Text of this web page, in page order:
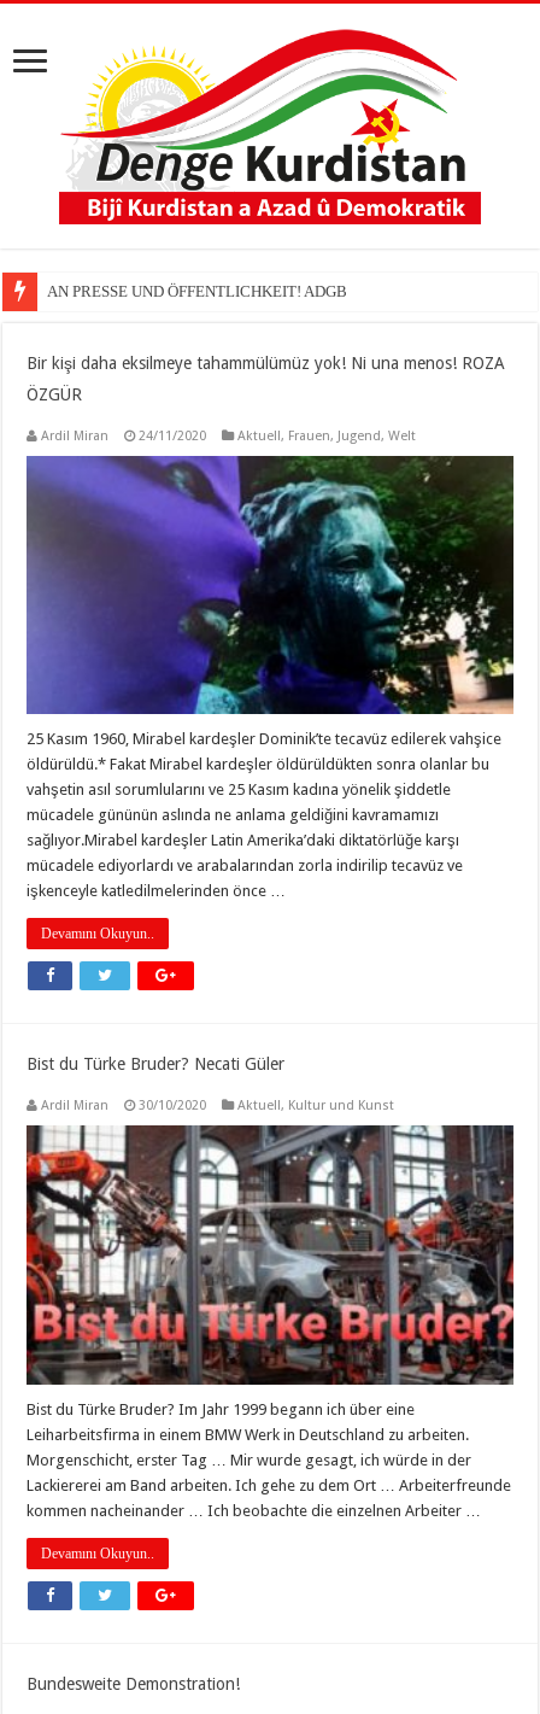
AN PRESSE UND ÖFFENTLICHKEIT! ADGB
Bir kişi daha eksilmeye tahammülümüz yok! Ni una menos! ROZA
ÖZGÜR
Ardil Miran 24/11/2020 Aktuell, Frauen, Jugend,Welt
25 Kasım 1960, Mirabel kardeşler Dominik’te tecavüz edilerek vahşice
öldürüldü.* Fakat Mirabel kardeşler öldürüldükten sonra olanlar bu
vahşetin asıl sorumlularını ve 25 Kasım kadına yönelik şiddetle
mücadele gününün aslında ne anlama geldiğini kavramamızı
sağlıyor.Mirabel kardeşler Latin Amerika’daki diktatörlüğe karşı
mücadele ediyorlardı ve arabalarından zorla indirilip tecavüz ve
işkenceyle katledilmelerinden önce …
Devamını Okuyun..
Bist du Türke Bruder? Necati Güler
Ardil Miran 30/10/2020 Aktuell, Kultur und Kunst
Bist du Türke Bruder? Im Jahr 1999 begann ich über eine
Leiharbeitsfirma in einem BMW Werk in Deutschland zu arbeiten.
Morgenschicht, erster Tag … Mir wurde gesagt, ich würde in der
Lackiererei am Band arbeiten. Ich gehe zu dem Ort … Arbeiterfreunde
kommen nacheinander … Ich beobachte die einzelnen Arbeiter …
Devamını Okuyun..
Bundesweite Demonstration!